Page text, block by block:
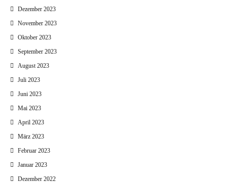
Dezember 2023
November 2023
Oktober 2023
September 2023
August 2023
Juli 2023
Juni 2023
Mai 2023
April 2023
März 2023
Februar 2023
Januar 2023
Dezember 2022